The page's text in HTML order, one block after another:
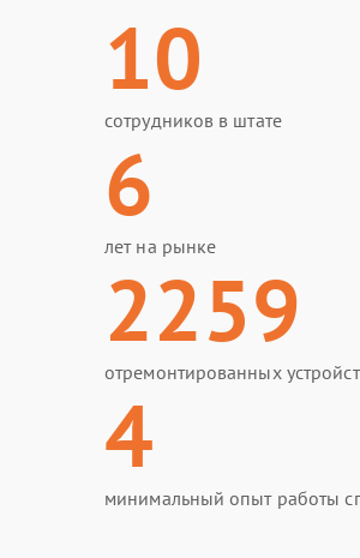
10
сотрудников в штате
6
лет на рынке
2259
отремонтированных
4
минимальный опыт работы